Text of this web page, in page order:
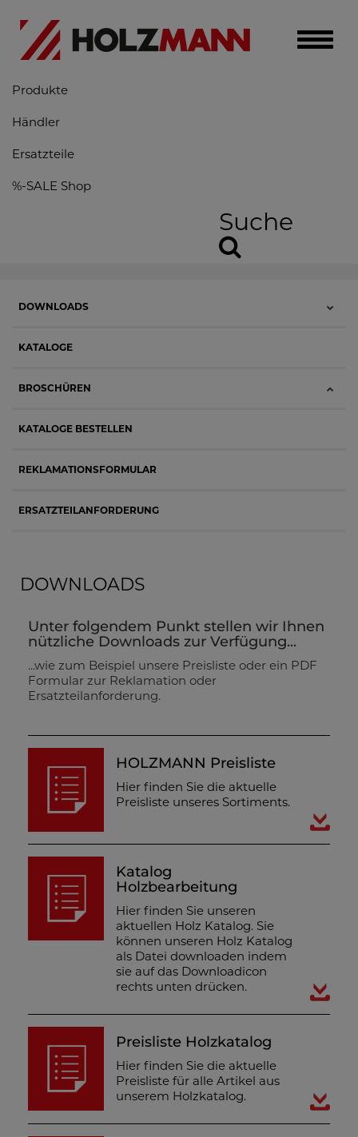
Toggle
Produkte
Händler
Ersatzteile
%-SALE Shop
Suche
DOWNLOADS
Unter folgendem Punkt stellen wir Ihnen
nützliche Downloads zur Verfügung...
...wie zum Beispiel unsere Preisliste oder ein PDF
Formular zur Reklamation oder
Ersatzteilanforderung.
HOLZMANN Preisliste
Hier finden Sie die aktuelle
Preisliste unseres Sortiments.
Katalog
Holzbearbeitung
Hier finden Sie unseren
aktuellen Holz Katalog. Sie
können unseren Holz Katalog
als Datei downloaden indem
sie auf das Downloadicon
rechts unten drücken.
Preisliste Holzkatalog
Hier finden Sie die aktuelle
Preisliste für alle Artikel aus
unserem Holzkatalog.
DOWNLOADS
KATALOGE
BROSCHÜREN
KATALOGE BESTELLEN
REKLAMATIONSFORMULAR
ERSATZTEILANFORDERUNG